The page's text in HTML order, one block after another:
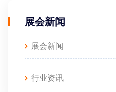
展会新闻
展会新闻
行业资讯